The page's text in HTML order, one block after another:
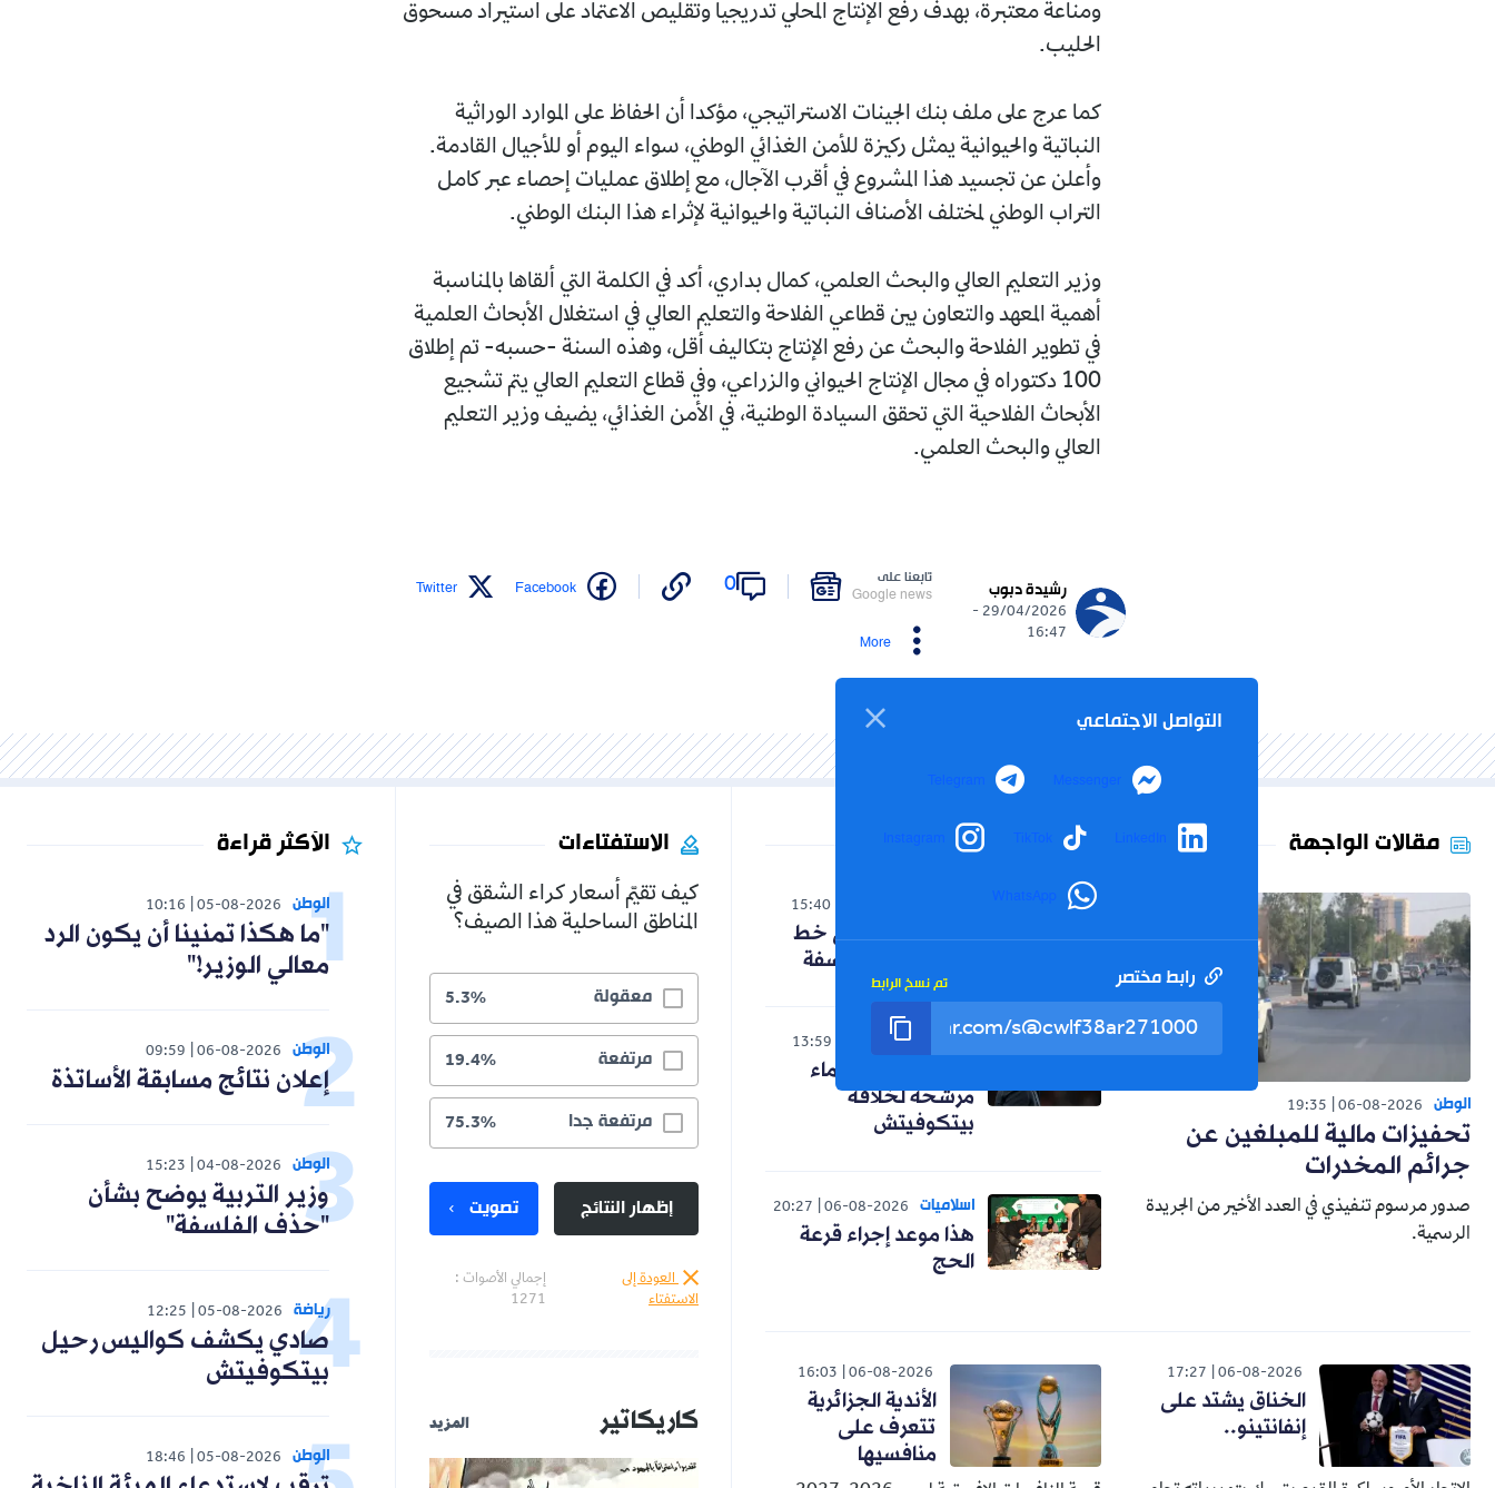
ومناعة معتبرة، بهدف رفع الإنتاج المحلي تدريجيا وتقليص الاعتماد على استيراد مسحوق
الحليب.
كما عرج على ملف بنك الجينات الاستراتيجي، مؤكدا أن الحفاظ على الموارد الوراثية
النباتية والحيوانية يمثل ركيزة للأمن الغذائي الوطني، سواء اليوم أو للأجيال القادمة.
وأعلن عن تجسيد هذا المشروع في أقرب الآجال، مع إطلاق عمليات إحصاء عبر كامل
التراب الوطني لمختلف الأصناف النباتية والحيوانية لإثراء هذا البنك الوطني.
وزير التعليم العالي والبحث العلمي، كمال بداري، أكد في الكلمة التي ألقاها بالمناسبة
أهمية المعهد والتعاون بين قطاعي الفلاحة والتعليم العالي في استغلال الأبحاث العلمية
في تطوير الفلاحة والبحث عن رفع الإنتاج بتكاليف أقل، وهذه السنة -حسبه- تم إطلاق
100 دكتوراه في مجال الإنتاج الحيواني والزراعي، وفي قطاع التعليم العالي يتم تشجيع
الأبحاث الفلاحية التي تحقق السيادة الوطنية، في الأمن الغذائي، يضيف وزير التعليم
العالي والبحث العلمي.
رشيدة دبوب
29/04/2026 -
16:47
تابعنا على
Google news
0
Facebook
Twitter
More
التواصل الاجتماعي
Messenger
Telegram
LinkedIn
TikTok
Instagram
WhatsApp
رابط مختصر تم نسخ الرابط
مقالات الواجهة
الوطن 06-08-2026
19:35
تحفيزات مالية للمبلغين عن
جرائم المخدرات
صدور مرسوم تنفيذي في العدد الأخير من الجريدة
الرسمية.
15:40
حنون تدخل على خط
الجدل حول الفلسفة
رياضة 06-08-2026
13:59
رسميا.. ثلاثة أسماء
مرشحة لخلافة
بيتكوفيتش
اسلاميات 06-08-2026
20:27
هذا موعد إجراء قرعة
الحج
06-08-2026
17:27
الخناق يشتد على
إنفانتينو..
06-08-2026
16:03
الأندية الجزائرية
تتعرف على
منافسيها
الاستفتاءات
كيف تقيّم أسعار كراء الشقق في
المناطق الساحلية هذا الصيف؟
معقولة 5.3%
مرتفعة 19.4%
مرتفعة جدا 75.3%
إظهار النتائج تصويت
العودة إلى
الاستفتاء
إجمالي الأصوات :
1271
كاريكاتير المزيد
الأكثر قراءة
الوطن 05-08-2026
10:16
"ما هكذا تمنينا أن يكون الرد
معالي الوزير!"
الوطن 06-08-2026
09:59
إعلان نتائج مسابقة الأساتذة
الوطن 04-08-2026
15:23
وزير التربية يوضح بشأن
"حذف الفلسفة"
رياضة 05-08-2026
12:25
صادي يكشف كواليس رحيل
بيتكوفيتش
الوطن 05-08-2026
18:46